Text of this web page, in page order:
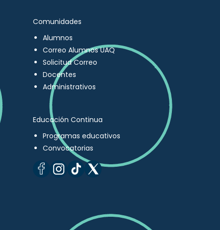
Comunidades
Alumnos
Correo Alumnos UAQ
Solicitud Correo
Docentes
Administrativos
Educación Continua
Programas educativos
Convocatorias